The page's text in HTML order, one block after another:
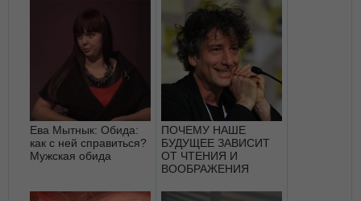
Ева Мытнык: Обида:
как c ней справиться?
Мужская обида
ПОЧЕМУ НАШЕ
БУДУЩЕЕ ЗАВИСИТ
ОТ ЧТЕНИЯ И
ВООБРАЖЕНИЯ